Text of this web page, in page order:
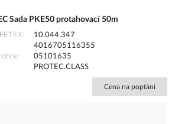
Sada PKE50 protahovací 50m
10.044.347
4016705116355
05101635
PROTEC.CLASS
Cena na poptání